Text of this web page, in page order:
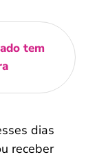
tem
dias
receber